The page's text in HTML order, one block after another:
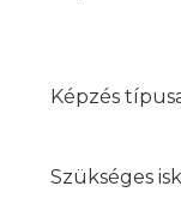
Képzés
Szükséges